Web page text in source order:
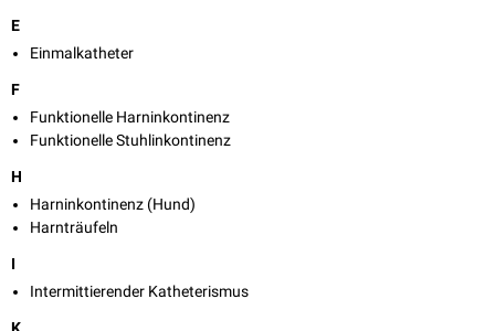
E
Einmalkatheter
F
Funktionelle Harninkontinenz
Funktionelle Stuhlinkontinenz
H
Harninkontinenz (Hund)
Harnträufeln
I
Intermittierender Katheterismus